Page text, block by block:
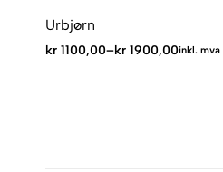
Urbjørn
kr 1100,00–kr 1900,00inkl. mva